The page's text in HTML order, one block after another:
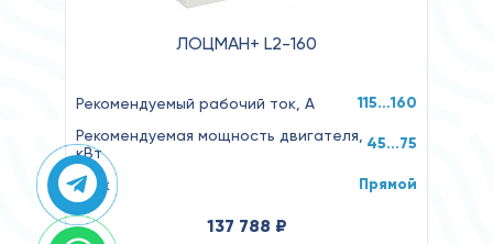
ЛОЦМАН+ L2-160
Рекомендуемый рабочий ток, А 115…160
Рекомендуемая мощность двигателя,
кВт
45...75
Пуск Прямой
137 788 ₽